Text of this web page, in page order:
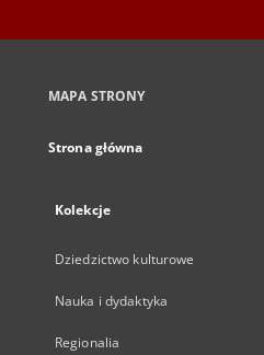
MAPA STRONY
Strona główna
Kolekcje
Dziedzictwo kulturowe
Nauka i dydaktyka
Regionalia